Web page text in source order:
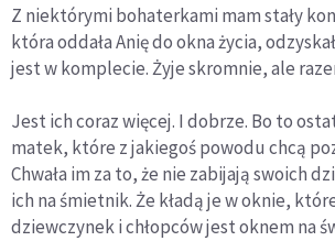
Z niektórymi bohaterkami mam stały
która oddała Anię do okna życia,
jest w komplecie. Żyje skromnie, ale
Jest ich coraz więcej. I dobrze. Bo to
matek, które z jakiegoś powodu chcą
Chwała im za to, że nie zabijają swoich
ich na śmietnik. Że kładą je w oknie,
dziewczynek i chłopców jest oknem na